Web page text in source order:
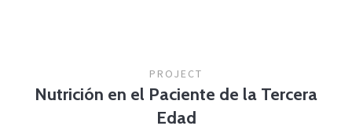
PROJECT
Nutrición en el Paciente de la Tercera
Edad